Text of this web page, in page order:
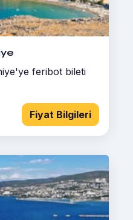
feribot bileti
Fiyat Bilgileri